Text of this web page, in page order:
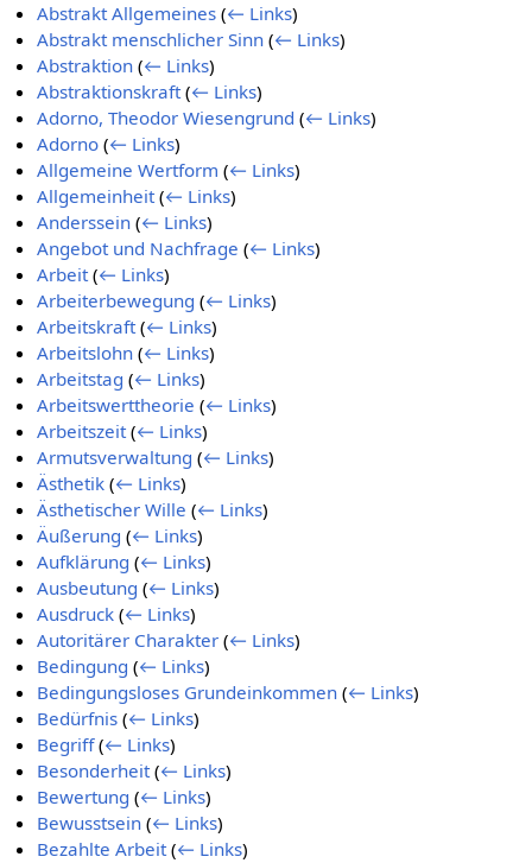
Abstrakt Allgemeines (← Links)
Abstrakt menschlicher Sinn (← Links)
Abstraktion (← Links)
Abstraktionskraft (← Links)
Adorno, Theodor Wiesengrund (← Links)
Adorno (← Links)
Allgemeine Wertform (← Links)
Allgemeinheit (← Links)
Anderssein (← Links)
Angebot und Nachfrage (← Links)
Arbeit (← Links)
Arbeiterbewegung (← Links)
Arbeitskraft (← Links)
Arbeitslohn (← Links)
Arbeitstag (← Links)
Arbeitswerttheorie (← Links)
Arbeitszeit (← Links)
Armutsverwaltung (← Links)
Ästhetik (← Links)
Ästhetischer Wille (← Links)
Äußerung (← Links)
Aufklärung (← Links)
Ausbeutung (← Links)
Ausdruck (← Links)
Autoritärer Charakter (← Links)
Bedingung (← Links)
Bedingungsloses Grundeinkommen (← Links)
Bedürfnis (← Links)
Begriff (← Links)
Besonderheit (← Links)
Bewertung (← Links)
Bewusstsein (← Links)
Bezahlte Arbeit (← Links)